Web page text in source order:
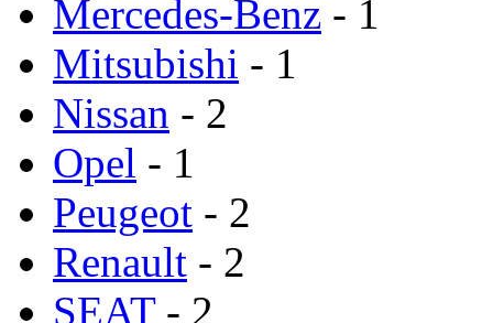
Mercedes-Benz - 1
Mitsubishi - 1
Nissan - 2
Opel - 1
Peugeot - 2
Renault - 2
SEAT- 2